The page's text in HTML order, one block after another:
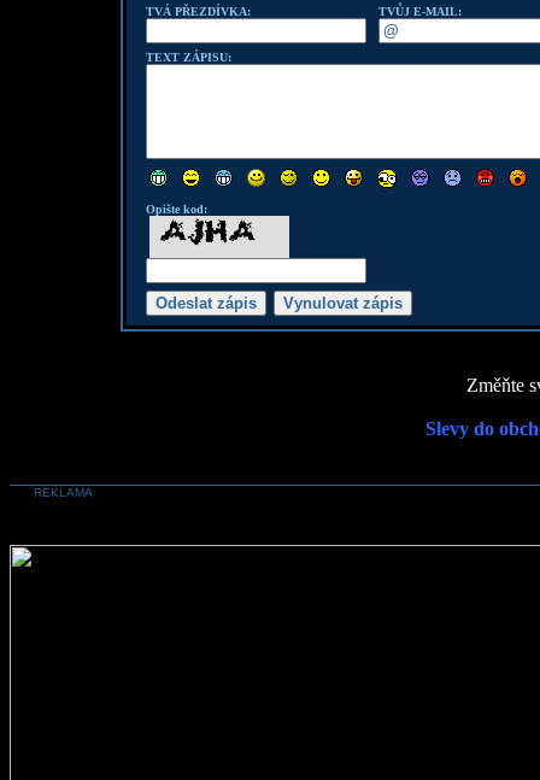
TVÁ PŘEZDÍVKA: TVŮJ E-MAIL:
TEXT ZÁPISU:
Opište kod:
Změňte
Slevy do
REKLAMA